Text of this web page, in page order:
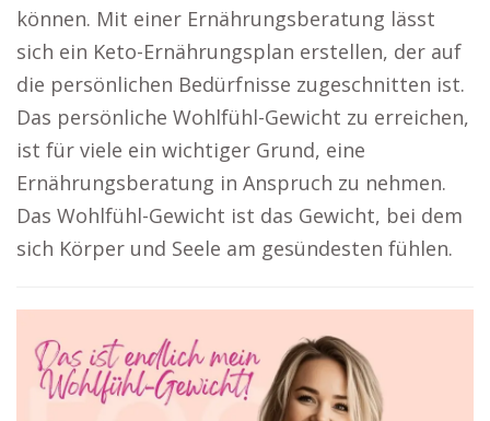
können. Mit einer Ernährungsberatung lässt
sich ein Keto-Ernährungsplan erstellen, der auf
die persönlichen Bedürfnisse zugeschnitten ist.
Das persönliche Wohlfühl-Gewicht zu erreichen,
ist für viele ein wichtiger Grund, eine
Ernährungsberatung in Anspruch zu nehmen.
Das Wohlfühl-Gewicht ist das Gewicht, bei dem
sich Körper und Seele am gesündesten fühlen.